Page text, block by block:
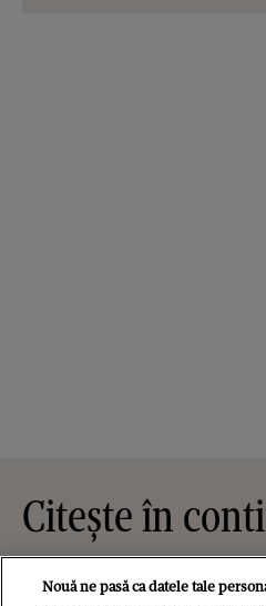
Citește în
Nouă ne pasă ca datele tale